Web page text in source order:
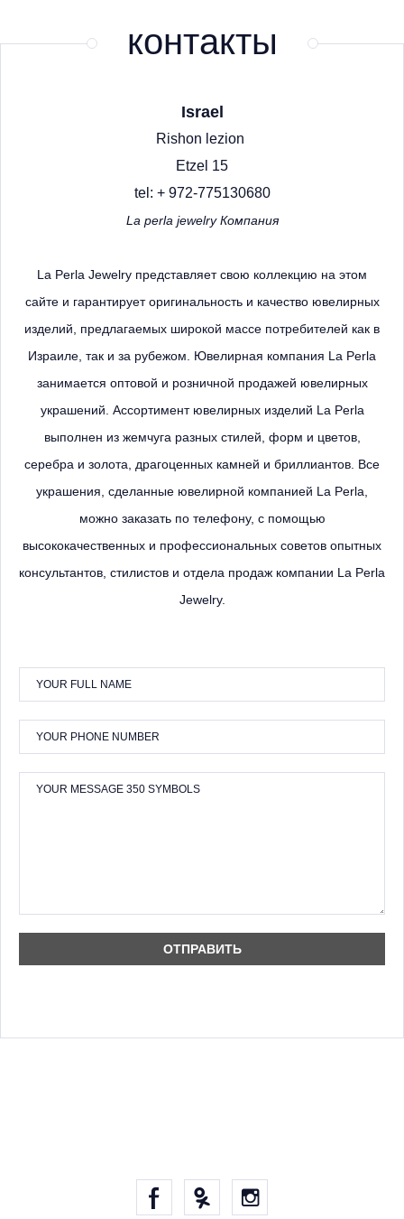
контакты
Israel
Rishon lezion
Etzel 15
tel: + 972-775130680
La perla jewelry Компания
La Perla Jewelry представляет свою коллекцию на этом
сайте и гарантирует оригинальность и качество ювелирных
изделий, предлагаемых широкой массе потребителей как в
Израиле, так и за рубежом. Ювелирная компания La Perla
занимается оптовой и розничной продажей ювелирных
украшений. Ассортимент ювелирных изделий La Perla
выполнен из жемчуга разных стилей, форм и цветов,
серебра и золота, драгоценных камней и бриллиантов. Все
украшения, сделанные ювелирной компанией La Perla,
можно заказать по телефону, с помощью
высококачественных и профессиональных советов опытных
консультантов, стилистов и отдела продаж компании La Perla
Jewelry.